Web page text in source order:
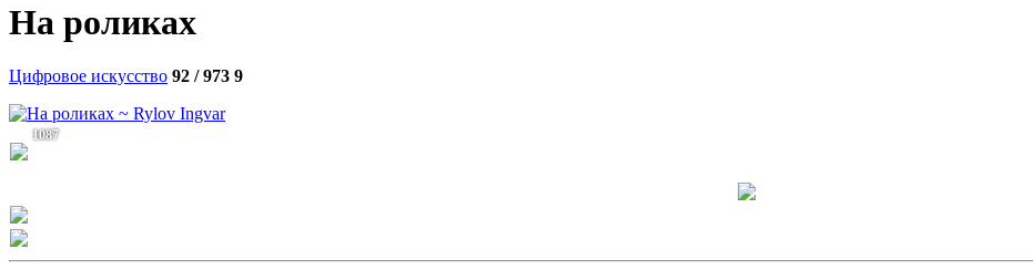
На роликах
Цифровое искусство 92 / 973 9
1087